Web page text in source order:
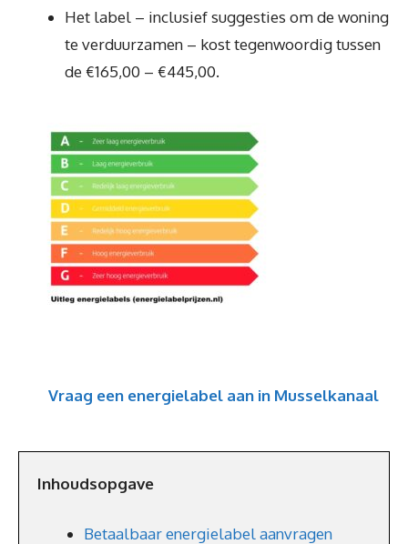
Het label – inclusief suggesties om de woning
te verduurzamen – kost tegenwoordig tussen
de €165,00 – €445,00.
Vraag een energielabel aan in Musselkanaal
Inhoudsopgave
Betaalbaar energielabel aanvragen